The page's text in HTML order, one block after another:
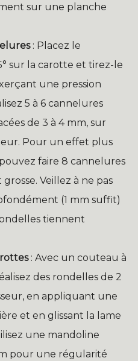
sur une planche
: Placez le
sur la carotte et tirez-le
une pression
5 à 6 cannelures
de 3 à 4 mm, sur
Pour un effet plus
faire 8 cannelures
Veillez à ne pas
(1 mm suffit)
tiennent
: Avec un couteau à
des rondelles de 2
en appliquant une
et en glissant la lame
une mandoline
pour une régularité